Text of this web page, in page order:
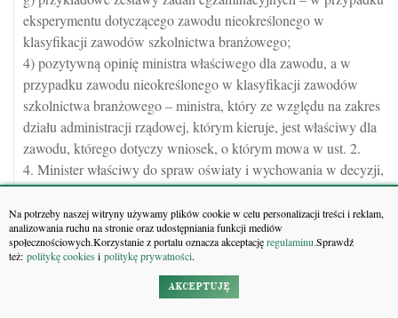
Na potrzeby naszej witryny używamy plików cookie w celu personalizacji treści i reklam,
analizowania ruchu na stronie oraz udostępniania funkcji mediów
społecznościowych.Korzystanie z portalu oznacza akceptacjęregulaminu.Sprawdź
też: politykę cookiesi politykę prywatności.
AKCEPTUJĘ
eksperymentu dotyczącego zawodu nieokreślonego w
klasyfikacji zawodów szkolnictwa branżowego;
4) pozytywną opinię ministra właściwego dla zawodu, a w
przypadku zawodu nieokreślonego w klasyfikacji zawodów
szkolnictwa branżowego – ministra, który ze względu na zakres
działu administracji rządowej, którym kieruje, jest właściwy dla
zawodu, którego dotyczy wniosek, o którym mowa w ust. 2.
4. Minister właściwy do spraw oświaty i wychowania w decyzji,
o której mowa w ust. 1, określa niezbędne warunki
funkcjonowania szkoły, uwzględniając w szczególności
założenia i sposób realizacji eksperymentu, wskazane we
wniosku, a także możliwość wydawania świadectw,
zaświadczeń i innych druków zgodnie z przepisami wydanymi
świadectwa i dyplomy państwowe